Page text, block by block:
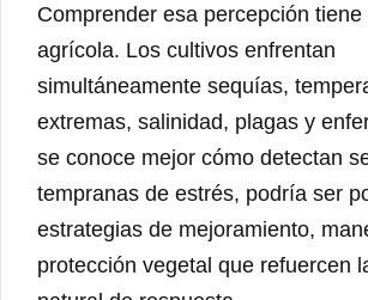
Comprender esa percepción tiene
agrícola. Los cultivos enfrentan
simultáneamente sequías,
extremas, salinidad, plagas y
se conoce mejor cómo detectan
tempranas de estrés, podría ser
estrategias de mejoramiento,
protección vegetal que refuercen